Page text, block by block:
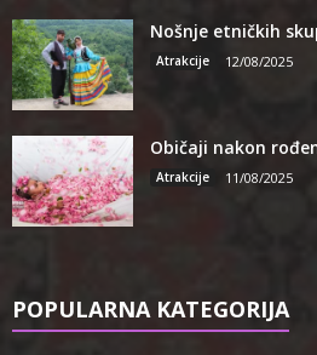
Nošnje etničkih
Atrakcije 12/08/2025
Običaji nakon
Atrakcije 11/08/2025
POPULARNA KATEGORIJA